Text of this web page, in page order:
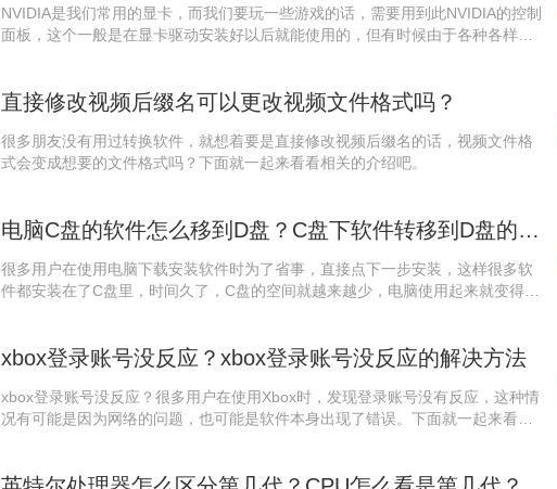
NVIDIA是我们常用的显卡，而我们要玩一些游戏的话，需要用到此NVIDIA的控制
面板，这个一般是在显卡驱动安装好以后就能使用的，但有时候由于各种各样的
直接修改视频后缀名可以更改视频文件格式吗？
很多朋友没有用过转换软件，就想着要是直接修改视频后缀名的话，视频文件格
式会变成想要的文件格式吗？下面就一起来看看相关的介绍吧。
电脑C盘的软件怎么移到D盘？C盘下软件转移到D盘的操作方法
很多用户在使用电脑下载安装软件时为了省事，直接点下一步安装，这样很多软
件都安装在了C盘里，时间久了，C盘的空间就越来越少，电脑使用起来就变得非
xbox登录账号没反应？xbox登录账号没反应的解决方法
xbox登录账号没反应？很多用户在使用Xbox时，发现登录账号没有反应，这种情
况有可能是因为网络的问题，也可能是软件本身出现了错误。下面就一起来看看